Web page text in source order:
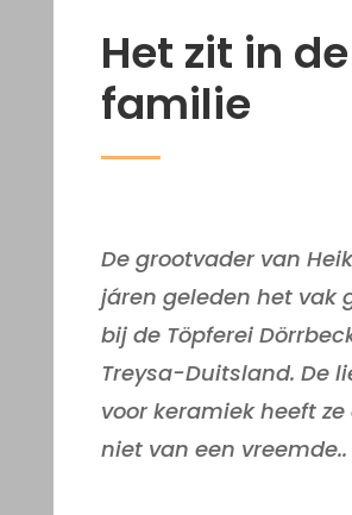
Het zit in de
familie
De grootvader van
járen geleden het vak
bij de Töpferei
Treysa-Duitsland. De
voor keramiek heeft ze
niet van een vreemde..